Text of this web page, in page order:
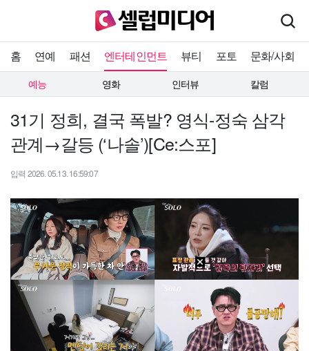
홈 연예 패션 엔터테인먼트 뷰티 포토 문화/사회
예능 영화 인터뷰 칼럼
31기 정희, 결국 폭발? 영식-정숙 삼각
관계→갈등 (‘나솔’)[Ce:스포]
입력 2026. 05.13. 16:59:07